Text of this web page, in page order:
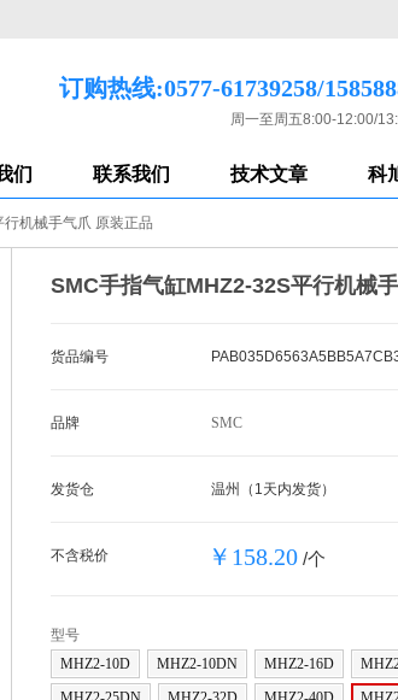
订购热线:0577-61739258/
周一至周五8:00-12:00/
们 联系我们 技术文章 科
机械手气爪 原装正品
SMC手指气缸MHZ2-32S平行机械
货品编号
品牌 SMC
发货仓 温州（1天内发货）
不含税价 ￥158.20 /个
型号
MHZ2-10D
MHZ2-10DN MHZ2-16D